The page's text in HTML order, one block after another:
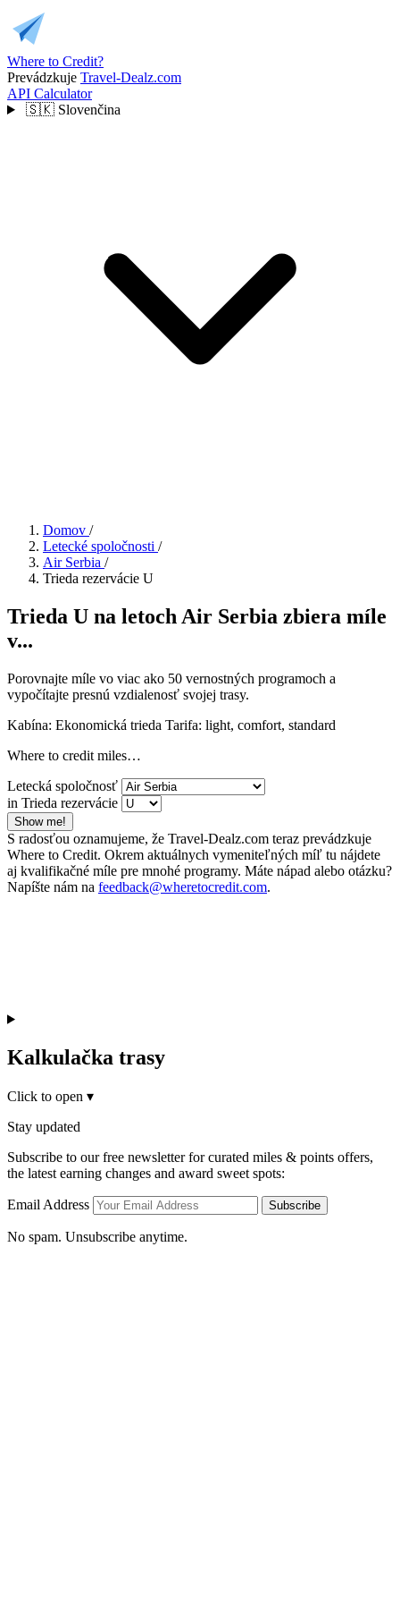
Where to Credit?
Prevádzkuje Travel-Dealz.com
API Calculator
🇸🇰 Slovenčina
Domov /
Letecké spoločnosti /
Air Serbia /
Trieda rezervácie U
Trieda U na letoch Air Serbia zbiera míle
v...
Porovnajte míle vo viac ako 50 vernostných programoch a
vypočítajte presnú vzdialenosť svojej trasy.
Kabína: Ekonomická trieda Tarifa: light, comfort, standard
Where to credit miles…
Letecká spoločnosť
in Trieda rezervácie
Show me!
S radosťou oznamujeme, že Travel-Dealz.com teraz prevádzkuje
Where to Credit. Okrem aktuálnych vymeniteľných míľ tu nájdete
aj kvalifikačné míle pre mnohé programy. Máte nápad alebo otázku?
Napíšte nám na feedback@wheretocredit.com.
Kalkulačka trasy
Click to open ▾
Stay updated
Subscribe to our free newsletter for curated miles & points offers,
the latest earning changes and award sweet spots:
Email Address Subscribe
No spam. Unsubscribe anytime.